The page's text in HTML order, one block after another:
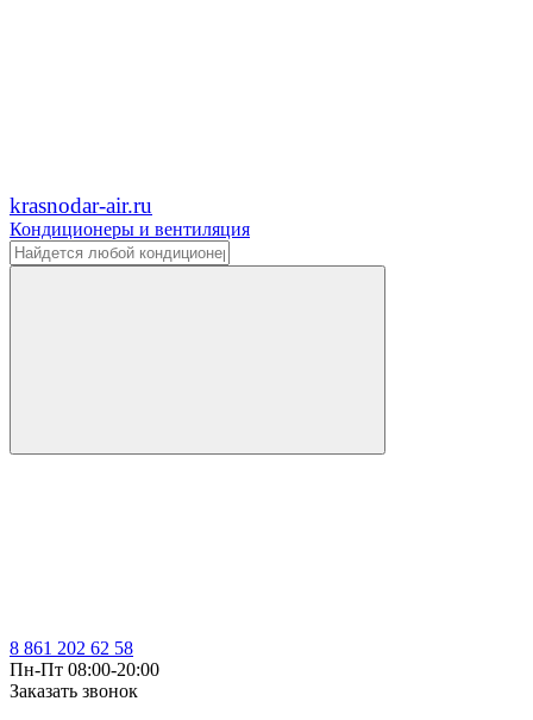
krasnodar-air.ru
Кондиционеры и вентиляция
8 861 202 62 58
Пн-Пт 08:00-20:00
Заказать звонок